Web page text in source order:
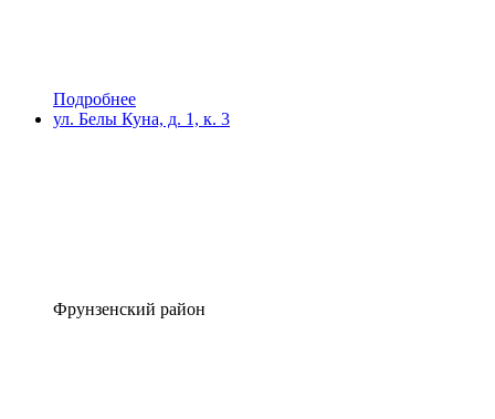
Подробнее
ул. Белы Куна, д. 1, к. 3
Фрунзенский район